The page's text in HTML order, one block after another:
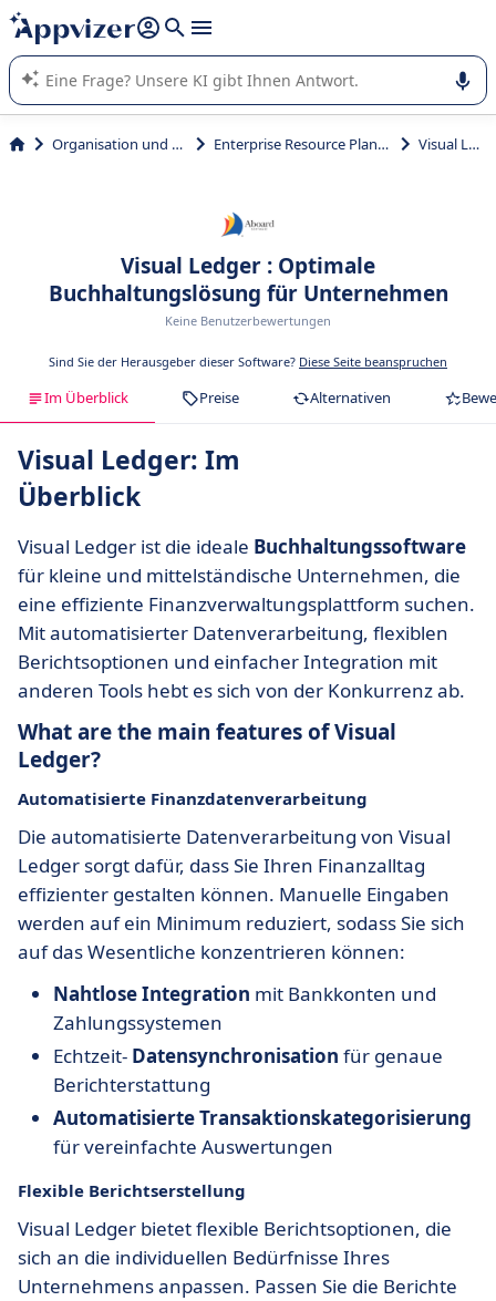
beantworten (mehrere Zeilen mit
Die KI von Appvizer führt Sie bei der Nutzung oder Auswahl
von SaaS-Software in Unternehmen.
Organisation und Planung Enterprise Resource Planning (ERP) Visual Ledger
Visual Ledger : Optimale
Buchhaltungslösung für Unternehmen
Keine Benutzerbewertungen
Sind Sie der Herausgeber dieser Software? Diese Seite beanspruchen
Im Überblick Preise Alternativen
Visual Ledger: Im
Überblick
Visual Ledger ist die ideale Buchhaltungssoftware
für kleine und mittelständische Unternehmen, die
eine effiziente Finanzverwaltungsplattform suchen.
Mit automatisierter Datenverarbeitung, flexiblen
Berichtsoptionen und einfacher Integration mit
anderen Tools hebt es sich von der Konkurrenz ab.
What are the main features of Visual
Ledger?
Automatisierte Finanzdatenverarbeitung
Die automatisierte Datenverarbeitung von Visual
Ledger sorgt dafür, dass Sie Ihren Finanzalltag
effizienter gestalten können. Manuelle Eingaben
werden auf ein Minimum reduziert, sodass Sie sich
auf das Wesentliche konzentrieren können:
Nahtlose Integration mit Bankkonten und
Zahlungssystemen
Echtzeit- Datensynchronisation für genaue
Berichterstattung
Automatisierte Transaktionskategorisierung
für vereinfachte Auswertungen
Flexible Berichtserstellung
Visual Ledger bietet flexible Berichtsoptionen, die
sich an die individuellen Bedürfnisse Ihres
Unternehmens anpassen. Passen Sie die Berichte